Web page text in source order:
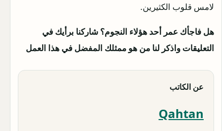
لامس قلوب الكثيرين.
هل فاجأك عمر أحد هؤلاء النجوم؟ شاركنا برأيك في
التعليقات واذكر لنا من هو ممثلك المفضل في هذا العمل
عن الكاتب
Qahtan